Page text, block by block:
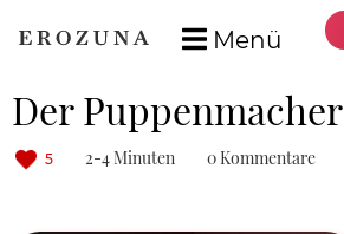
Menü
Der Puppenmacher
5 2-4 Minuten 0 Kommentare